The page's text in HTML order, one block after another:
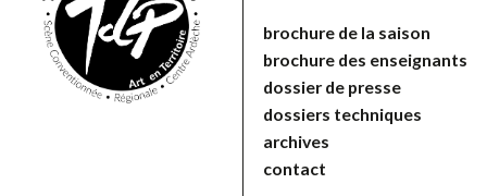
brochure de la saison
brochure des enseignants
dossier de presse
dossiers techniques
archives
contact